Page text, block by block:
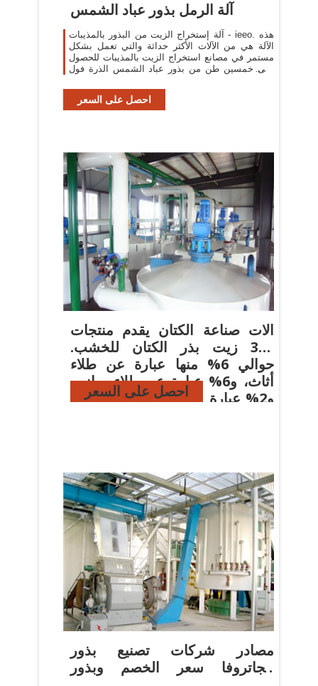
آلة الرمل بذور عباد الشمس
آلة إستخراج الزيت من البذور بالمذيبات - ieeo. هذه
الآلة هي من الآلات الأكثر حداثة والتي تعمل بشكل
مستمر في مصانع استخراج الزيت بالمذيبات للحصول
على خمسين طن من بذور عباد الشمس الذرة فول
احصل على السعر
الات صناعة الكتان يقدم منتجات
346 زيت بذر الكتان للخشب.
حوالي 6% منها عبارة عن طلاء
أثاث، و6% عبارة عن طلاء مباني،
و2% عبارة عن طلاء الأجهزة. هناك
احصل على السعر
مصادر شركات تصنيع بذور
الجاتروفا سعر الخصم وبذور